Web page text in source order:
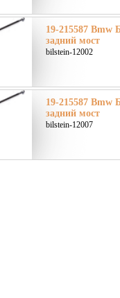
19-215587 Bmw
задний мост
bilstein-12002
19-215587 Bmw
задний мост
bilstein-12007